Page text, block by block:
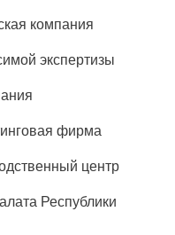
компания
экспертизы
фирма
центр
Республики